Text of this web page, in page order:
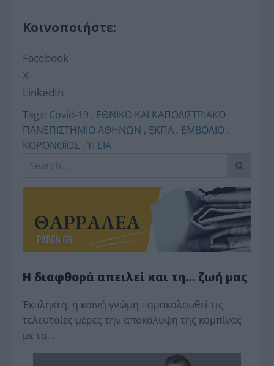
Κοινοποιήστε:
Facebook
X
LinkedIn
Tags: Covid-19 , ΕΘΝΙΚΟ ΚΑΙ ΚΑΠΟΔΙΣΤΡΙΑΚΟ
ΠΑΝΕΠΙΣΤΗΜΙΟ ΑΘΗΝΩΝ , ΕΚΠΑ , ΕΜΒΟΛΙΟ ,
ΚΟΡΟΝΟΪΟΣ ,ΥΓΕΙΑ
Η διαφθορά απειλεί και τη… ζωή μας
Έκπληκτη, η κοινή γνώμη παρακολουθεί τις
τελευταίες μέρες την αποκάλυψη της κο­μπίνας
με τα…